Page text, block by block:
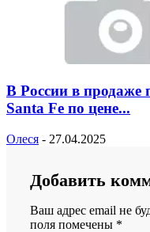
В России в продаже
Santa Fe по цене...
Олеся - 27.04.2025
Добавить
Ваш адрес email не
поля помечены *